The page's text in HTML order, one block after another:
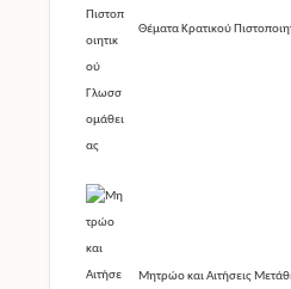
Θέματα Κρατικού
Μητρώο και Αιτήσεις